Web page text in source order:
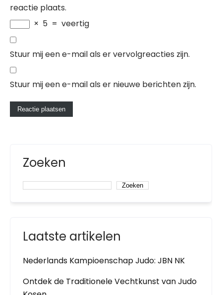
reactie plaats.
× 5 = veertig
Stuur mij een e-mail als er vervolgreacties zijn.
Stuur mij een e-mail als er nieuwe berichten zijn.
Zoeken
Zoeken
Laatste artikelen
Nederlands Kampioenschap Judo: JBN NK
Ontdek de Traditionele Vechtkunst van Judo